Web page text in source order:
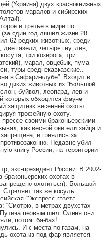
(Украина) двух краснокнижных
маралов и сибирских
и третье в мире по
один год лишил жизни 28
62 редких животных, среди
газели, четыре гну, лев,
три козерога, три
марал, овцебык, пума,
туры среднекавказские..
в Сафари-клубе”. Входит в
диких животных из “Большой
буйвол, леопард, лев и
которых обходится фауне
защитник весенней охоты.
трофейную охоту.
своими браконьерскими
как весной они ели зайца и
и гонялись за
Недавно убил
книгу России, на территории
экс-президент России. В 2002-
браконьерских охотах в
охотиться). Большой
Стреляет так же косуль,
“Экспресс-газета”
“Смотрю, в метрах двухстах
первым шел. Оленя они
потом: ба-бах!
И с места по газам, на
охота из-под фар является